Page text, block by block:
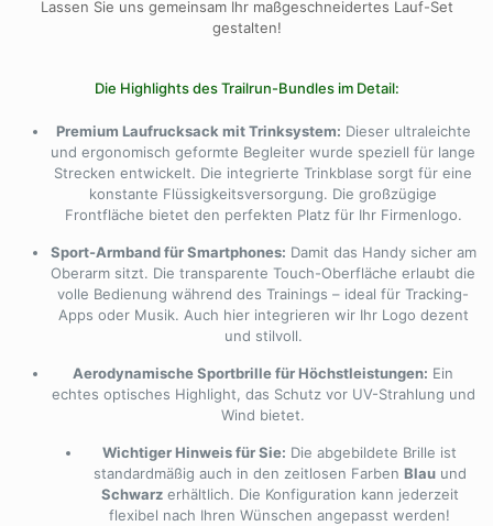
Lassen Sie uns gemeinsam Ihr maßgeschneidertes Lauf-Set
gestalten!
Die Highlights des Trailrun-Bundles im Detail:
Premium Laufrucksack mit Trinksystem: Dieser ultraleichte
und ergonomisch geformte Begleiter wurde speziell für lange
Strecken entwickelt. Die integrierte Trinkblase sorgt für eine
konstante Flüssigkeitsversorgung. Die großzügige
Frontfläche bietet den perfekten Platz für Ihr Firmenlogo.
Sport-Armband für Smartphones: Damit das Handy sicher am
Oberarm sitzt. Die transparente Touch-Oberfläche erlaubt die
volle Bedienung während des Trainings – ideal für Tracking-
Apps oder Musik. Auch hier integrieren wir Ihr Logo dezent
und stilvoll.
Aerodynamische Sportbrille für Höchstleistungen: Ein
echtes optisches Highlight, das Schutz vor UV-Strahlung und
Wind bietet.
Wichtiger Hinweis für Sie: Die abgebildete Brille ist
standardmäßig auch in den zeitlosen Farben Blauund
Schwarzerhältlich. Die Konfiguration kann jederzeit
flexibel nach Ihren Wünschen angepasst werden!